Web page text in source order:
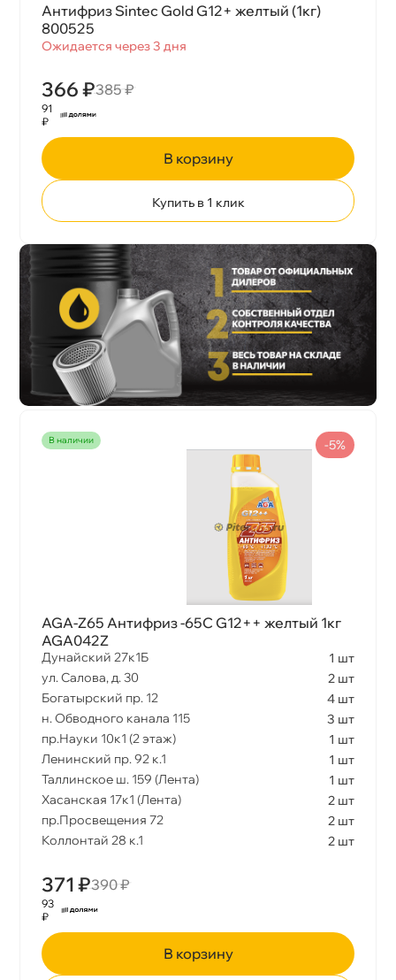
Антифриз Sintec Gold G12+ желтый (1кг)
800525
Ожидается через 3 дня
366 ₽385 ₽
91
₽
корзину
Купить в 1 клик
наличии
AGA-Z65 Антифриз -65С G12++ желтый 1к
AGA042Z
Дунайский 27к1Б
1 шт
ул. Салова, д. 30
2 шт
Богатырский пр. 12
4 шт
н. Обводного канала 115
3 шт
пр.Науки 10к1 (2 этаж)
1 шт
Ленинский пр. 92 к.1
1 шт
Таллинское ш. 159 (Лента)
1 шт
Хасанская 17к1 (Лента)
2 шт
пр.Просвещения 72
2 шт
Коллонтай 28 к.1
2 шт
371 ₽390 ₽
-5%
93
₽
корзину